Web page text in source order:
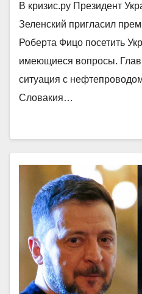
В кризис.ру Президент
Зеленский пригласил
Роберта Фицо посетить
имеющиеся вопросы.
ситуация с
Словакия…